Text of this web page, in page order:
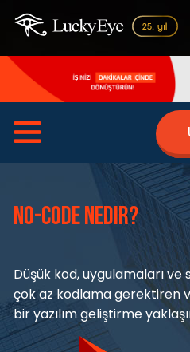
No-Code Nedir?
Düşük kod, uygulamaları
çok az kodlama gerektiren
bir yazılım geliştirme